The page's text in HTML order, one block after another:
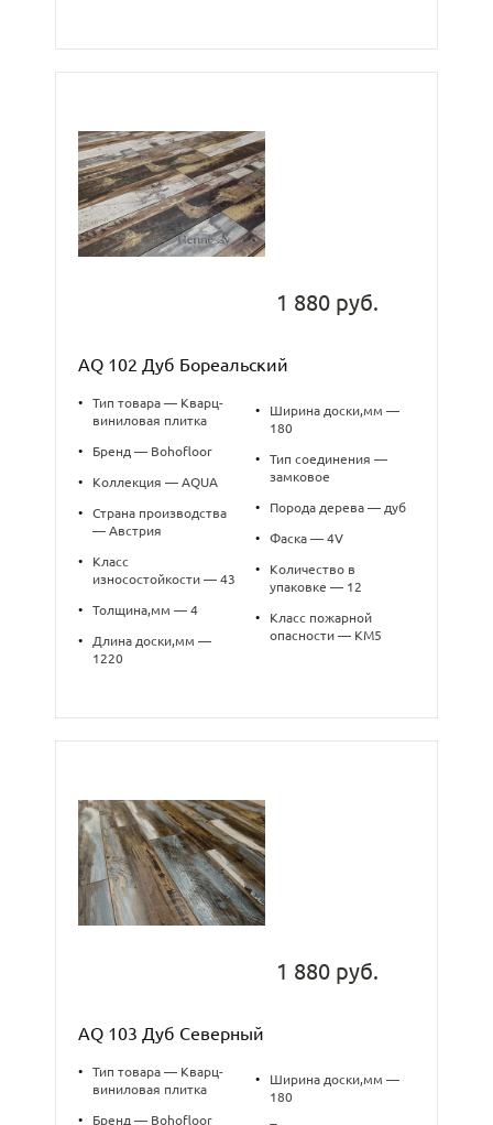
1 880 руб.
AQ 102 Дуб Бореальский
•
Тип товара — Кварц-
виниловая плитка
• Бренд — Bohofloor
• Коллекция — AQUA
•
Страна производства
— Австрия
•
Класс
износостойкости — 43
• Толщина,мм — 4
•
Длина доски,мм —
1220
•
Ширина доски,мм —
180
•
Тип соединения —
замковое
• Порода дерева — дуб
• Фаска — 4V
•
Количество в
упаковке — 12
•
Класс пожарной
опасности — КМ5
1 880 руб.
AQ 103 Дуб Северный
•
Тип товара — Кварц-
виниловая плитка
• Бренд — Bohofloor
•
Ширина доски,мм —
180